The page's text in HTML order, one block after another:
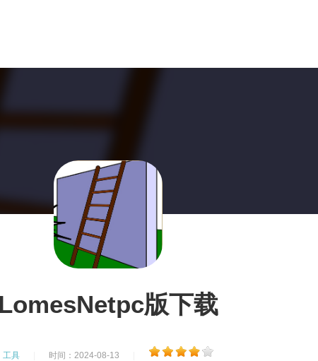
LomesNetpc版下载
工具 时间：2024-08-13